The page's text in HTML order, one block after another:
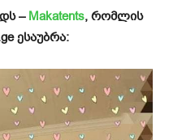
–Makatents, რომლის
ესაუბრა: